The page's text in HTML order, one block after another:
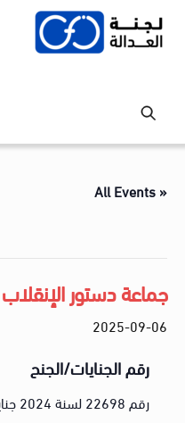
Skip
« All Events
جماعة دستور الإنقلاب
2025-09-06
رقم الجنايات/الجنح
رقم 22698 لسنة 2024 جنايات قسم التجمع الأول